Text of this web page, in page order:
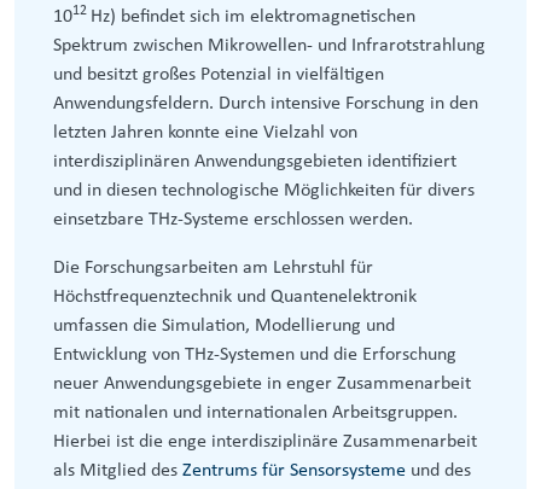
1012 Hz) befindet sich im elektromagnetischen
Spektrum zwischen Mikrowellen- und Infrarotstrahlung
und besitzt großes Potenzial in vielfältigen
Anwendungsfeldern. Durch intensive Forschung in den
letzten Jahren konnte eine Vielzahl von
interdisziplinären Anwendungsgebieten identifiziert
und in diesen technologische Möglichkeiten für divers
einsetzbare THz-Systeme erschlossen werden.
Die Forschungsarbeiten am Lehrstuhl für
Höchstfrequenztechnik und Quantenelektronik
umfassen die Simulation, Modellierung und
Entwicklung von THz-Systemen und die Erforschung
neuer Anwendungsgebiete in enger Zusammenarbeit
mit nationalen und internationalen Arbeitsgruppen.
Hierbei ist die enge interdisziplinäre Zusammenarbeit
als Mitglied des Zentrums für Sensorsysteme und des